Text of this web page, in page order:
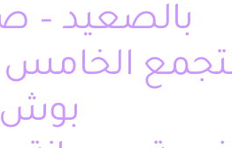
بالصعيد –
بوش